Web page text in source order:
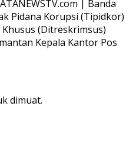
| Banda
Pidana Korupsi (Tipidkor)
(Ditreskrimsus)
Kepala Kantor Pos
dimuat.